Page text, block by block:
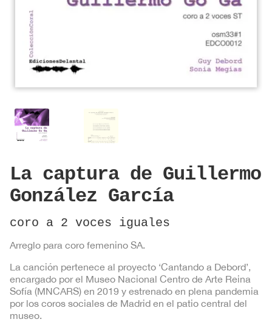
La captura de Guillermo
González García
coro a 2 voces iguales
Arreglo para coro femenino SA.
La canción pertenece al proyecto ‘Cantando a Debord’,
encargado por el Museo Nacional Centro de Arte Reina
Sofía (MNCARS) en 2019 y estrenado en plena pandemia
por los coros sociales de Madrid en el patio central del
museo.